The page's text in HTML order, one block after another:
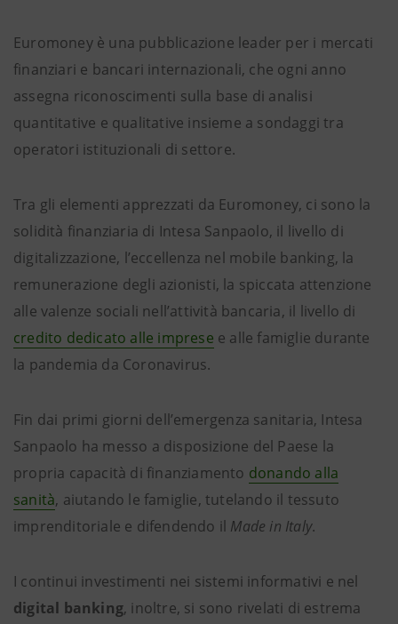
Euromoney è una pubblicazione leader per i mercati
finanziari e bancari internazionali, che ogni anno
assegna riconoscimenti sulla base di analisi
quantitative e qualitative insieme a sondaggi tra
operatori istituzionali di settore.
Tra gli elementi apprezzati da Euromoney, ci sono la
solidità finanziaria di Intesa Sanpaolo, il livello di
digitalizzazione, l’eccellenza nel mobile banking, la
remunerazione degli azionisti, la spiccata attenzione
alle valenze sociali nell’attività bancaria, il livello di
credito dedicato alle imprese e alle famiglie durante
la pandemia da Coronavirus.
Fin dai primi giorni dell’emergenza sanitaria, Intesa
Sanpaolo ha messo a disposizione del Paese la
propria capacità di finanziamento donando alla
sanità, aiutando le famiglie, tutelando il tessuto
imprenditoriale e difendendo il Made in Italy.
I continui investimenti nei sistemi informativi e nel
digital banking, inoltre, si sono rivelati di estrema